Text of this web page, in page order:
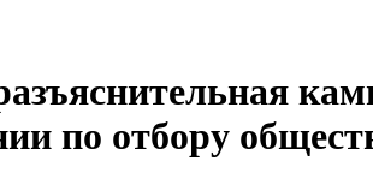
по отбору